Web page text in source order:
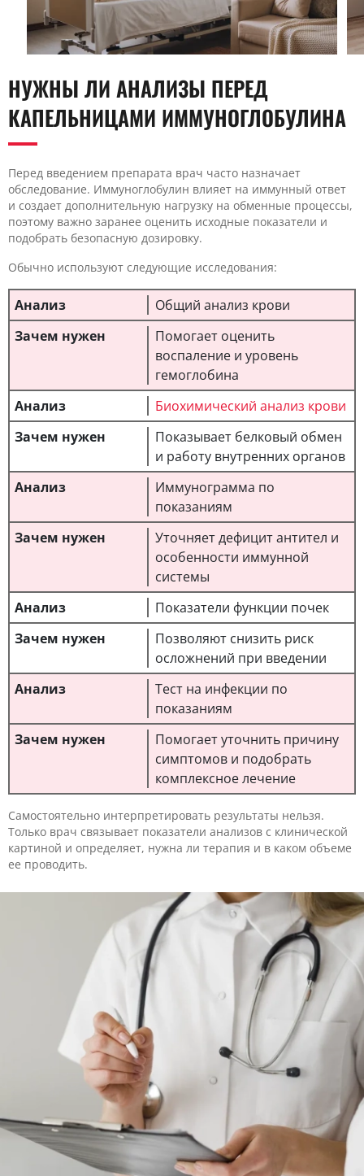
НУЖНЫ ЛИ АНАЛИЗЫ ПЕРЕД
КАПЕЛЬНИЦАМИ ИММУНОГЛОБУЛИНА
Перед введением препарата врач часто назначает
обследование. Иммуноглобулин влияет на иммунный ответ
и создает дополнительную нагрузку на обменные процессы,
поэтому важно заранее оценить исходные показатели и
подобрать безопасную дозировку.
Обычно используют следующие исследования:
Общий анализ крови
Помогает оценить
воспаление и уровень
гемоглобина
Биохимический анализ крови
Показывает белковый обмен
и работу внутренних органов
Иммунограмма по
показаниям
Уточняет дефицит антител и
особенности иммунной
системы
Показатели функции почек
Позволяют снизить риск
осложнений при введении
Тест на инфекции по
показаниям
Помогает уточнить причину
симптомов и подобрать
комплексное лечение
Самостоятельно интерпретировать результаты нельзя.
Только врач связывает показатели анализов с клинической
картиной и определяет, нужна ли терапия и в каком объеме
ее проводить.